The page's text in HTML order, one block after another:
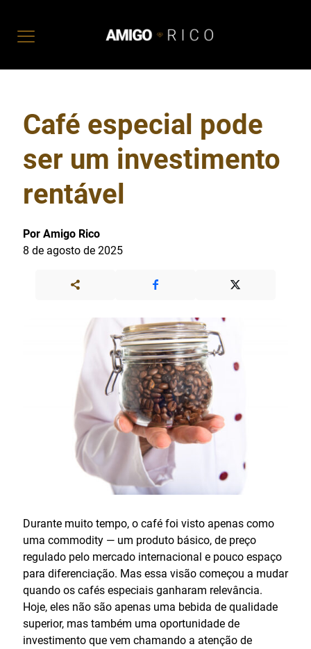
Café especial pode
ser um investimento
rentável
Por Amigo Rico
8 de agosto de 2025
Durante muito tempo, o café foi visto apenas como
uma commodity — um produto básico, de preço
regulado pelo mercado internacional e pouco espaço
para diferenciação. Mas essa visão começou a mudar
quando os cafés especiais ganharam relevância.
Hoje, eles não são apenas uma bebida de qualidade
superior, mas também uma oportunidade de
investimento que vem chamando a atenção de